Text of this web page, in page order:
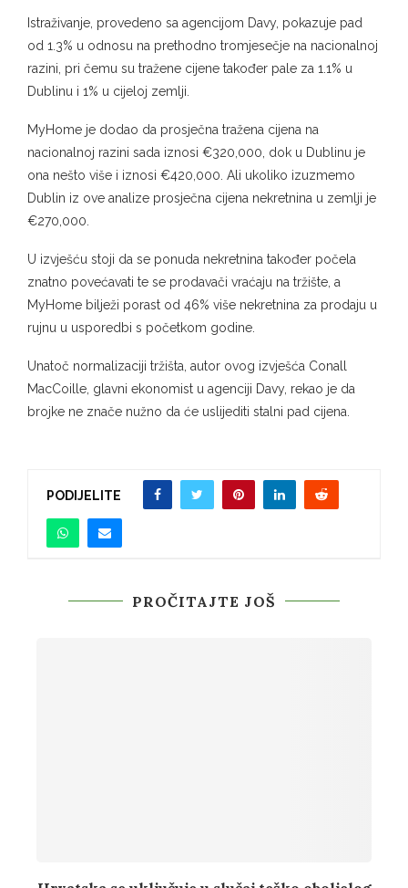
Istraživanje, provedeno sa agencijom Davy, pokazuje pad
od 1.3% u odnosu na prethodno tromjesečje na nacionalnoj
razini, pri čemu su tražene cijene također pale za 1.1% u
Dublinu i 1% u cijeloj zemlji.
MyHome je dodao da prosječna tražena cijena na
nacionalnoj razini sada iznosi €320,000, dok u Dublinu je
ona nešto više i iznosi €420,000. Ali ukoliko izuzmemo
Dublin iz ove analize prosječna cijena nekretnina u zemlji je
€270,000.
U izvješću stoji da se ponuda nekretnina također počela
znatno povećavati te se prodavači vraćaju na tržište, a
MyHome bilježi porast od 46% više nekretnina za prodaju u
rujnu u usporedbi s početkom godine.
Unatoč normalizaciji tržišta, autor ovog izvješća Conall
MacCoille, glavni ekonomist u agenciji Davy, rekao je da
brojke ne znače nužno da će uslijediti stalni pad cijena.
PODIJELITE
PROČITAJTE JOŠ